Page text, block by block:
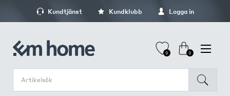
Kundtjänst Kundklubb Logga in
0 0